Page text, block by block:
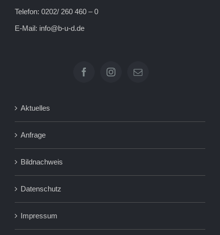
Telefon: 0202/ 260 460 – 0
E-Mail: info@b-u-d.de
Aktuelles
Anfrage
Bildnachweis
Datenschutz
Impressum